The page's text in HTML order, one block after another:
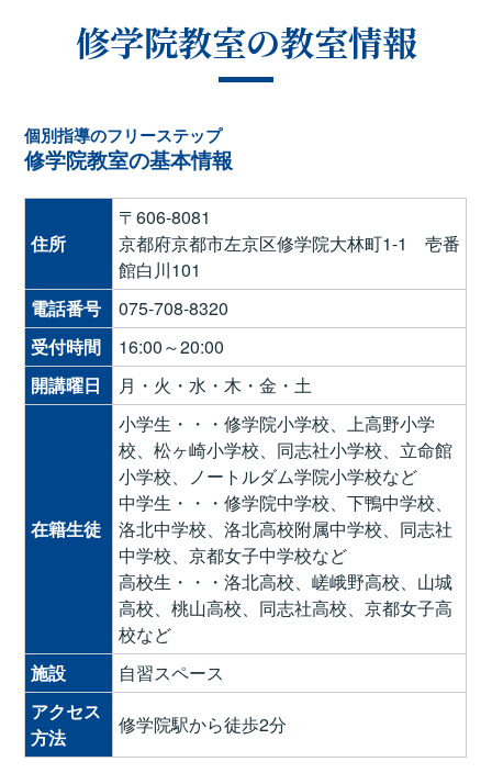
修学院教室の教室情報
個別指導のフリーステップ
修学院教室の基本情報
住所
〒606-8081
京都府京都市左京区修学院大林町1-1 壱番
館白川101
電話番号
075-708-8320
受付時間
16:00～20:00
開講曜日
月・火・水・木・金・土
在籍生徒
小学生・・・修学院小学校、上高野小学
校、松ヶ崎小学校、同志社小学校、立命館
小学校、ノートルダム学院小学校など
中学生・・・修学院中学校、下鴨中学校、
洛北中学校、洛北高校附属中学校、同志社
中学校、京都女子中学校など
高校生・・・洛北高校、嵯峨野高校、山城
高校、桃山高校、同志社高校、京都女子高
校など
施設
自習スペース
アクセス
方法
修学院駅から徒歩2分